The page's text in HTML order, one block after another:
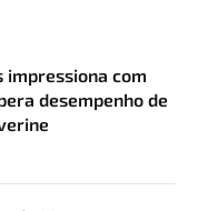
impressiona com
desempenho de